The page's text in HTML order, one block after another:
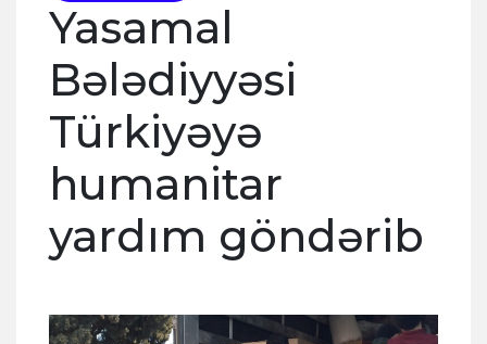
Yasamal
Bələdiyyəsi
Türkiyəyə
humanitar
yardım göndərib